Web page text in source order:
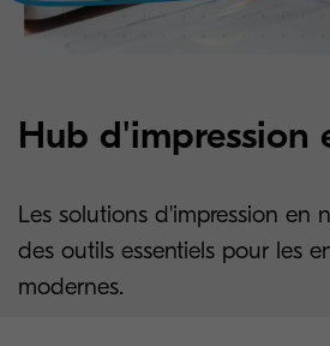
Hub d'impression
Les solutions d'impression en
des outils essentiels pour les
modernes.